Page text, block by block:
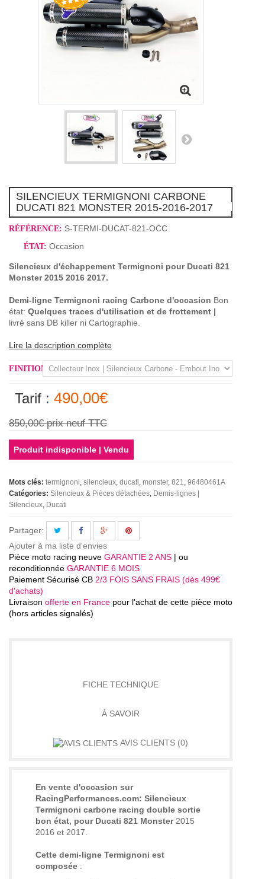
SILENCIEUX TERMIGNONI CARBONE
DUCATI 821 MONSTER 2015-2016-2017
RÉFÉRENCE: S-TERMI-DUCAT-821-OCC
ÉTAT: Occasion
Silencieux d'échappement Termignoni pour Ducati 821
Monster 2015 2016 2017.
Demi-ligne Termignoni racing Carbone d'occasion Bon
état: Quelques traces d'utilisation et de frottement |
livré sans DB killer ni Cartographie.
Lire la description complète
FINITION
Tarif : 490,00€
850,00€prix neuf TTC
Produit indisponible | Vendu
Mots clés: termignoni silencieux ducati monster 821 96480461A
Catégories: Silencieux & Pièces détachées Demis-lignes |
Silencieux Ducati
Partager:
Ajouter à ma liste d'envies
Pièce moto racing neuve GARANTIE 2 ANS | ou
reconditionnée GARANTIE 6 MOIS
Paiement Sécurisé CB 2/3 FOIS SANS FRAIS (dès 499€
d'achats)
Livraison offerte en France pour l'achat de cette pièce moto
(hors articles signalés)
FICHE TECHNIQUE
À SAVOIR
AVIS CLIENTS (0)
En vente d'occasion sur
RacingPerformances.com: Silencieux
Termignoni carbone racing double sortie
bon état, pour Ducati 821 Monster2015
2016 et 2017.
Cette demi-ligne Termignoni est
composée :